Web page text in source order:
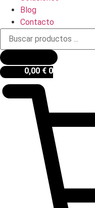
Blog
Contacto
Búsqueda
productos
0,00 € 0